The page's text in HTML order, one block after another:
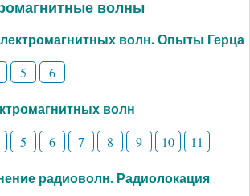
волны
волн. Опыты Герца
5 6
волн
5 6 7 8 9 10 11
радиоволн. Радиолокация